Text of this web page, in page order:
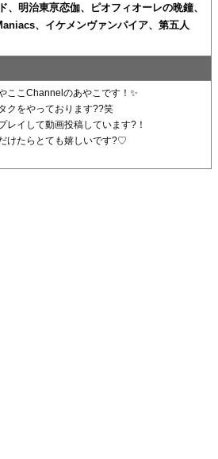
、明治東亰恋伽、ピオフィオーレの晩鐘、
、イケメンヴァンパイア、第五人
ここChannelのあやこです！✨
クをやっております??笑
レイして動画投稿しています?！
けたらとても嬉しいです?♡